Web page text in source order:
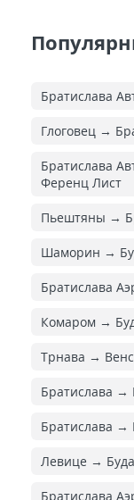
Братислава
Глоговец →
Братислава
Ференц Лист
Пьештяны →
Шаморин →
Братислава
Комаром →
Трнава →
Братислава →
Братислава
Левице →
Братислава